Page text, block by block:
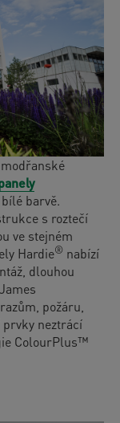
barvě.
s roztečí
ve stejném
Hardie® nabízí
dlouhou
požáru,
prvky neztrácí
ColourPlus™